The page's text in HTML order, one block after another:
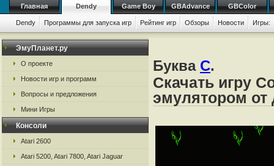
Главная Dendy Game Boy GBAdvance GBColor
Dendy Программы для запуска игр Рейтинг игр Обзоры Новости Игры:
ЭмуПланет.ру
О проекте
Новости игр и программ
Вопросы и предложения
Мини Игры
Консоли
Atari 2600
Atari 5200, Atari 7800, Atari Jaguar
Буква C.
Скачать игру
эмулятором от